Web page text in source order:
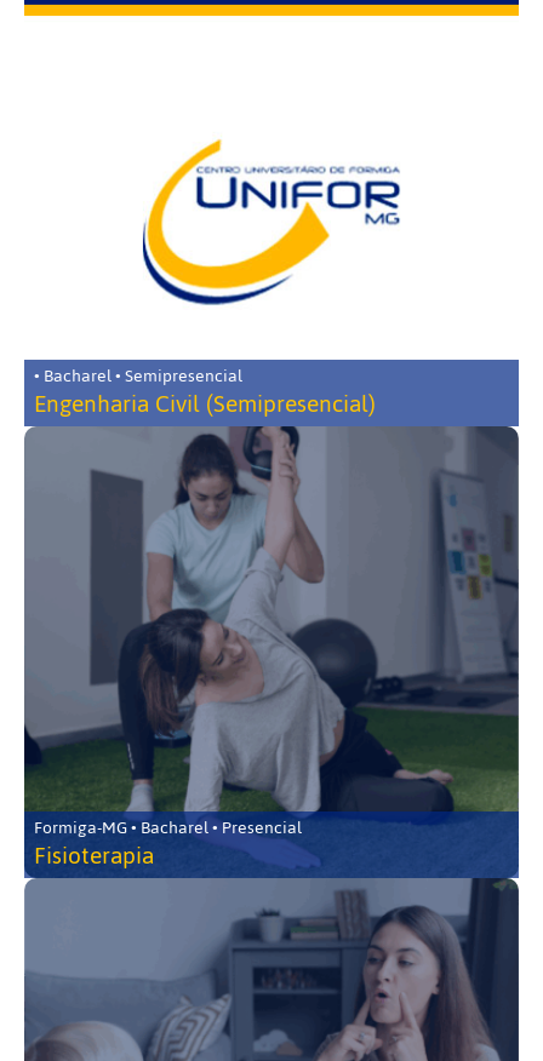
• Bacharel • Semipresencial
Engenharia Civil (Semipresencial)
Formiga-MG • Bacharel • Presencial
Fisioterapia